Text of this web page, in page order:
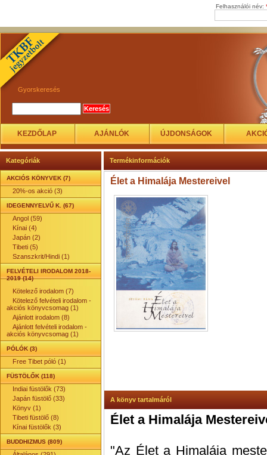
Felhasználói név:
Gyorskeresés
KEZDŐLAP AJÁNLÓK ÚJDONSÁGOK
Kategóriák
AKCIÓS KÖNYVEK (7)
20%-os akció (3)
IDEGENNYELVŰ K. (67)
Angol (59)
Kínai (4)
Japán (2)
Tibeti (5)
Szanszkrit/Hindi (1)
FELVÉTELI IRODALOM 2018-
2019 (14)
Kötelező irodalom (7)
Kötelező felvételi irodalom -
akciós könyvcsomag (1)
Ajánlott irodalom (8)
Ajánlott felvételi irodalom -
akciós könyvcsomag (1)
PÓLÓK (3)
Free Tibet póló (1)
FÜSTÖLŐK (118)
Indiai füstölők (73)
Japán füstölő (33)
Könyv (1)
Tibeti füstölő (8)
Kínai füstölők (3)
BUDDHIZMUS (809)
Termékinformációk
Élet a Himalája Mestereivel
A könyv tartalmáról
Élet a Himalája
"Az Élet a Himalája